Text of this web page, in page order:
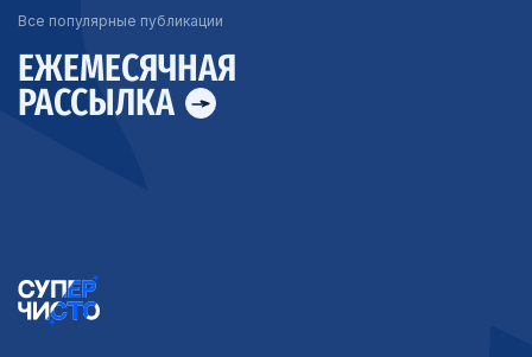
Все популярные публикации
ЕЖЕМЕСЯЧНАЯ
РАССЫЛКА